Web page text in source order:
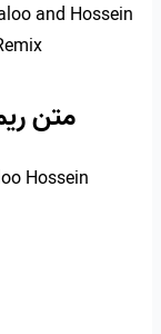
and Hossein
متن
Hossein